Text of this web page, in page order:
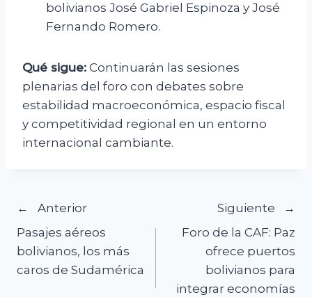
bolivianos José Gabriel Espinoza y José
Fernando Romero.
Qué sigue: Continuarán las sesiones
plenarias del foro con debates sobre
estabilidad macroeconómica, espacio fiscal
y competitividad regional en un entorno
internacional cambiante.
Navegación
de
entradas
Anterior
Pasajes aéreos
bolivianos, los más
caros de Sudamérica
Siguiente
Foro de la CAF: Paz
ofrece puertos
bolivianos para
integrar economías